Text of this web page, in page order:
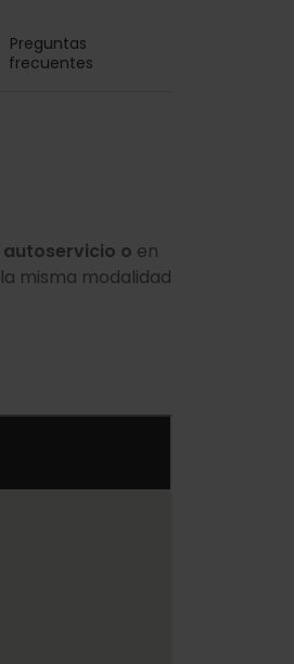
Preguntas
frecuentes
autoservicio o en
misma modalidad